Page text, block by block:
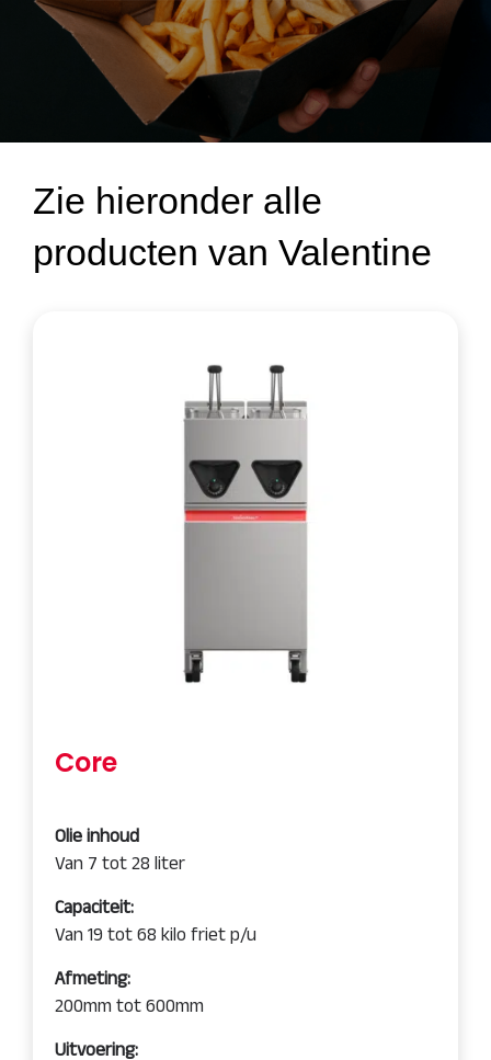
Zie hieronder alle
producten van Valentine
Core
Olie inhoud
Van 7 tot 28 liter
Capaciteit:
Van 19 tot 68 kilo friet p/u
Afmeting:
200mm tot 600mm
Uitvoering: